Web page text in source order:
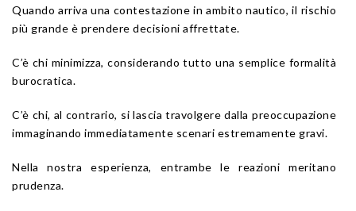
Quando arriva una contestazione in ambito nautico, il rischio
più grande è prendere decisioni affrettate.
C’è chi minimizza, considerando tutto una semplice formalità
burocratica.
C’è chi, al contrario, si lascia travolgere dalla preoccupazione
immaginando immediatamente scenari estremamente gravi.
Nella nostra esperienza, entrambe le reazioni meritano
prudenza.